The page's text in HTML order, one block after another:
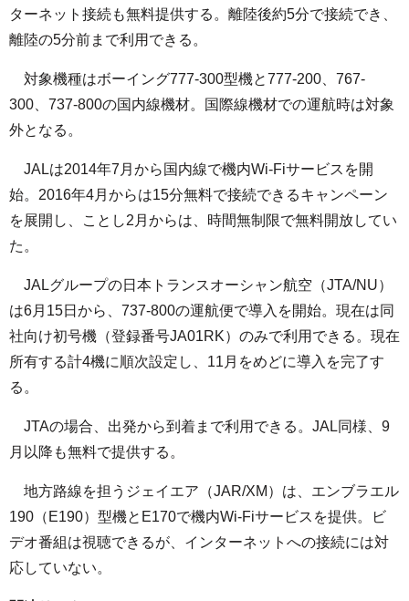
ターネット接続も無料提供する。離陸後約5分で接続でき、
離陸の5分前まで利用できる。
対象機種はボーイング777-300型機と777-200、767-
300、737-800の国内線機材。国際線機材での運航時は対象
外となる。
JALは2014年7月から国内線で機内Wi-Fiサービスを開
始。2016年4月からは15分無料で接続できるキャンペーン
を展開し、ことし2月からは、時間無制限で無料開放してい
た。
JALグループの日本トランスオーシャン航空（JTA/NU）
は6月15日から、737-800の運航便で導入を開始。現在は同
社向け初号機（登録番号JA01RK）のみで利用できる。現在
所有する計4機に順次設定し、11月をめどに導入を完了す
る。
JTAの場合、出発から到着まで利用できる。JAL同様、9
月以降も無料で提供する。
地方路線を担うジェイエア（JAR/XM）は、エンブラエル
190（E190）型機とE170で機内Wi-Fiサービスを提供。ビ
デオ番組は視聴できるが、インターネットへの接続には対
応していない。